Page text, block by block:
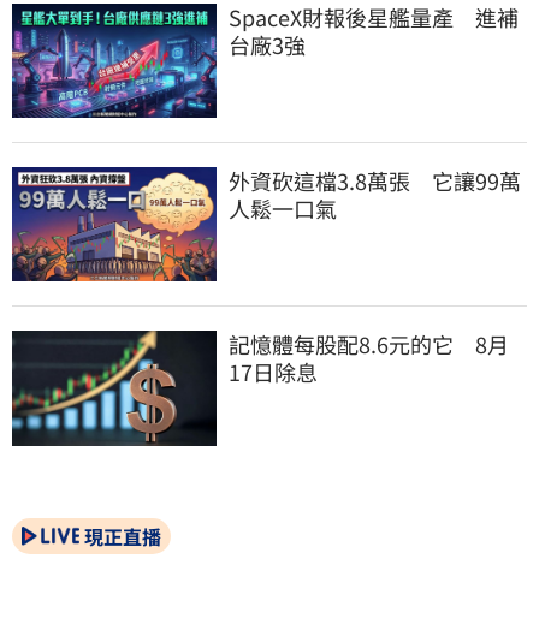
SpaceX財報後星艦量產　進補
台廠3強
外資砍這檔3.8萬張　它讓99萬
人鬆一口氣
記憶體每股配8.6元的它　8月
17日除息
現正直播